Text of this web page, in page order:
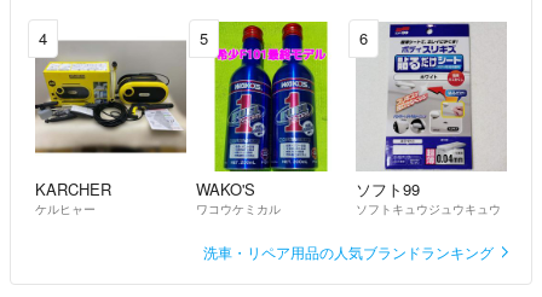
4
KARCHER
ケルヒャー
5
WAKO'S
ワコウケミカル
6
ソフト99
ソフトキュウジュウキュウ
洗車・リペア用品の人気ブランドランキング